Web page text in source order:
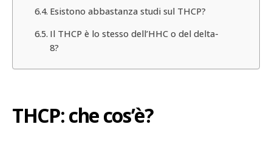
Esistono abbastanza studi sul THCP?
Il THCP è lo stesso dell’HHC o del delta-
8?
THCP: che cos’è?